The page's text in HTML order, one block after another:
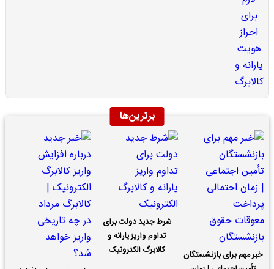
برترین‌ها
خبر مهم برای بازنشستگان
شرط جدید دولت برای
تداوم واریز یارانه و
کالابرگ الکترونیک